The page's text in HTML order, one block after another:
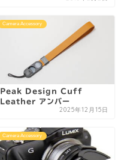
Camera Accessory
Peak Design Cuff
Leather アンバー
2025年12月15日
Camera Accessory